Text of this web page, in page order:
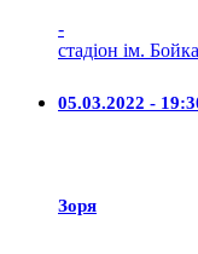
-
стадіон ім. Бойка
05.03.2022 -
Зоря